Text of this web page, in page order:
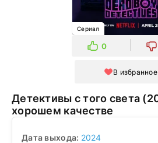
Сериал
0
В избранное
Детективы с того света (2024) смотреть в
хорошем качестве
Дата выхода: 2024